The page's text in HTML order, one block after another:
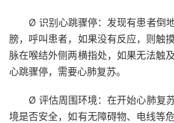
Ø 识别心跳骤停：发现有患者倒
膀，呼叫患者，如果没有反应，则触
脉在喉结外侧两横指处，如果无法触
心跳骤停，需要心肺复苏。
Ø 评估周围环境：在开始心肺复
境是否安全，如有无障碍物、电线等